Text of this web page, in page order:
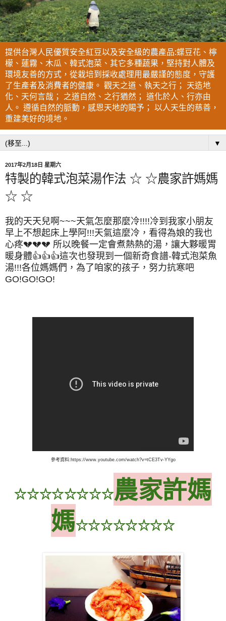
提供台灣人民優質安全紅豆以及安全級的農產品:蝶豆花、檸
檬、蓮霧、木瓜、韓式泡菜、其它多種蔬果，堅持對人體及
環境友善的方式，從栽培到採收處理用最嚴謹的態度，守護
了生產者及消費者的健康。 觀天之道、執天之行； 天造地
化、天何言哉； 之道自然、之行猶然； 道化於人、行亦由
人。 遵循自然的脈動，感恩天地的賜予； 以人天生的慈善，
重建美好的境地。
▼
2017年2月18日 星期六
特製的韓式泡菜湯作法 ☆ ☆農家許媽媽
☆ ☆
我的天天兒啊~~~天氣怎麼那麼冷!!!!冷到我家小朋友
早上不想起床上學阿!!!天氣這麼冷，看得為娘的我也
心疼💔💔💔 所以晚餐一定會煮熱熱的湯 ，讓大夥暖胃
暖身體👍👍👍這次也發現到一個新奇食譜-韓式泡菜魚
湯!!!各位媽媽們 ，為了咱家的孩子 ，努力抗寒吧
GO!GO!GO!
參考資料:https://www.youtube.com/watch?v=tCE3Tv-YYgo
☆☆☆☆☆☆☆☆農家許媽
媽☆☆☆☆☆☆☆☆